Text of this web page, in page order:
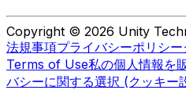
Copyright © 2026 Unity
法規事項プライバシーポリシー
Terms of Use私の個人情報を
バシーに関する選択 (クッキー